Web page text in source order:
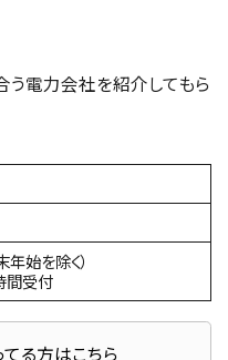
う電力会社を紹介してもら
年始を除く）
間受付